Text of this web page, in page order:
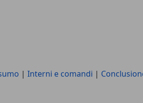
| Interni e comandi |